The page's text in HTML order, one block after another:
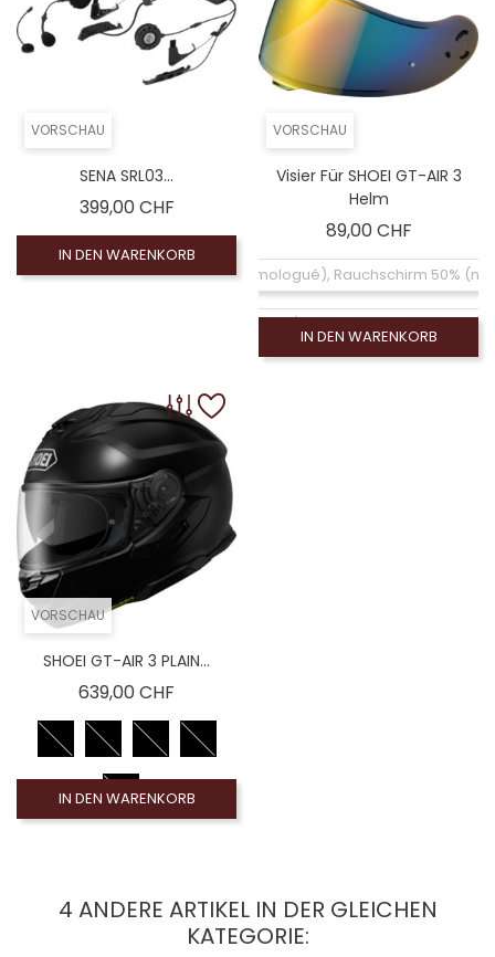
VORSCHAU
SENA SRL03...
399,00 CHFPreis
IN DEN WARENKORB
VORSCHAU
Visier Für SHOEI GT-AIR 3
Helm
89,00 CHFPreis
Coloré (non homologué), Rauchschirm 50%
Coloré (non homologué), Blauer
Klarer Bildschirm (homologué), Visiére
Coloré (non homologué), Leinwand Rauch 100%
Coloré (non homologué), Ecran Iridium arc-en-
IN DEN WARENKORB
VORSCHAU
SHOEI GT-AIR 3 PLAIN...
639,00 CHF
IN DEN WARENKORB
4 ANDERE ARTIKEL IN DER GLEICHEN
KATEGORIE: